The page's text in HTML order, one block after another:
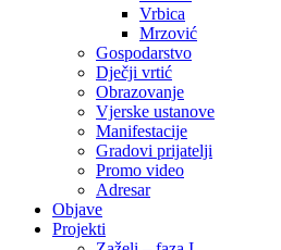
Vrbica
Mrzović
Gospodarstvo
Dječji vrtić
Obrazovanje
Vjerske ustanove
Manifestacije
Gradovi prijatelji
Promo video
Adresar
Objave
Projekti